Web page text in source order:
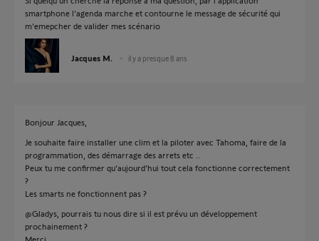
smartphone l'agenda marche et contourne le message de sécurité qui
m'emepcher de valider mes scénario
Jacques M. il y a presque 8 ans
Bonjour Jacques,
Je souhaite faire installer une clim et la piloter avec Tahoma, faire de la
programmation, des démarrage des arrets etc ..
Peux tu me confirmer qu'aujourd'hui tout cela fonctionne correctement
?
Les smarts ne fonctionnent pas ?
@Gladys, pourrais tu nous dire si il est prévu un développement
prochainement ?
Merci